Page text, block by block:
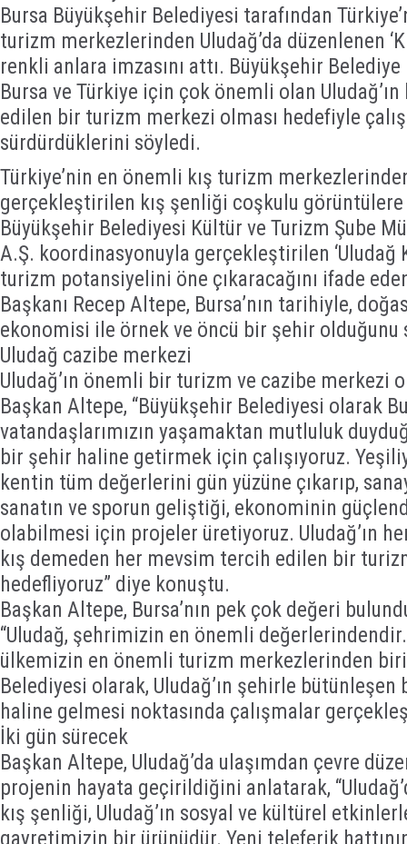
Bursa Büyükşehir Belediyesi tarafından
turizm merkezlerinden Uludağ’da düzenlenen
renkli anlara imzasını attı. Büyükşehir
Bursa ve Türkiye için çok önemli olan
edilen bir turizm merkezi olması hedefiyle
sürdürdüklerini söyledi.
Türkiye’nin en önemli kış turizm
gerçekleştirilen kış şenliği coşkulu görüntülere
Büyükşehir Belediyesi Kültür ve Turizm Şube
A.Ş. koordinasyonuyla gerçekleştirilen ‘Uludağ
turizm potansiyelini öne çıkaracağını ifade
Başkanı Recep Altepe, Bursa’nın tarihiyle,
ekonomisi ile örnek ve öncü bir şehir olduğunu
Uludağ cazibe merkezi
Uludağ’ın önemli bir turizm ve cazibe merkezi
Başkan Altepe, “Büyükşehir Belediyesi olarak
vatandaşlarımızın yaşamaktan mutluluk
bir şehir haline getirmek için çalışıyoruz.
kentin tüm değerlerini gün yüzüne çıkarıp,
sanatın ve sporun geliştiği, ekonominin
olabilmesi için projeler üretiyoruz. Uludağ’ın
kış demeden her mevsim tercih edilen bir
hedefliyoruz” diye konuştu.
Başkan Altepe, Bursa’nın pek çok değeri
“Uludağ, şehrimizin en önemli değerlerindendir.
ülkemizin en önemli turizm merkezlerinden
Belediyesi olarak, Uludağ’ın şehirle
haline gelmesi noktasında çalışmalar
İki gün sürecek
Başkan Altepe, Uludağ’da ulaşımdan çevre
projenin hayata geçirildiğini anlatarak,
kış şenliği, Uludağ’ın sosyal ve kültürel
gayretimizin bir ürünüdür. Yeni teleferik